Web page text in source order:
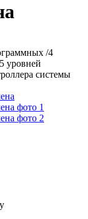
/4
уровней
системы